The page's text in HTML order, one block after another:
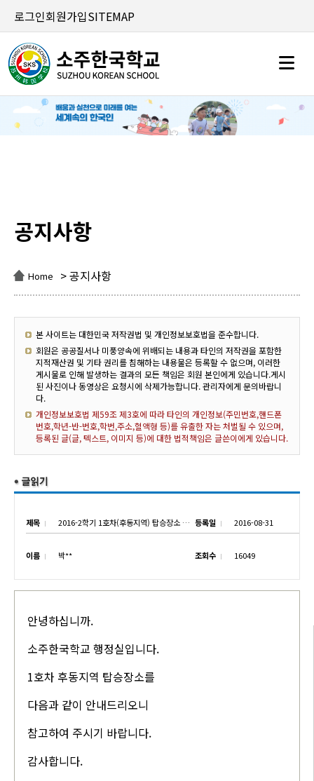
로그인회원가입SITEMAP
공지사항
Home > 공지사항
본 사이트는 대한민국 저작권법 및 개인정보보호법을 준수합니다.
회원은 공공질서나 미풍양속에 위배되는 내용과 타인의 저작권을 포함한
지적재산권 및 기타 권리를 침해하는 내용물은 등록할 수 없으며, 이러한
게시물로 인해 발생하는 결과의 모든 책임은 회원 본인에게 있습니다.게시
된 사진이나 동영상은 요청시에 삭제가능합니다. 관리자에게 문의바랍니
다.
개인정보보호법 제59조 제3호에 따라 타인의 개인정보(주민번호,핸드폰
번호,학년-반-번호,학번,주소,혈액형 등)를 유출한 자는 처벌될 수 있으며,
등록된 글(글, 텍스트, 이미지 등)에 대한 법적책임은 글쓴이에게 있습니다.
제목 2016-2학기 1호차(후동지역) 탑승장소 안내-3 등록일 2016-08-31
이름 박** 조회수 16049
안녕하십니까.
소주한국학교 행정실입니다.
1호차 후동지역 탑승장소를
다음과 같이 안내드리오니
참고하여 주시기 바랍니다.
감사합니다.